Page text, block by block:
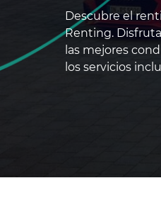
Descubre el
Renting.
las mejores
los servicios